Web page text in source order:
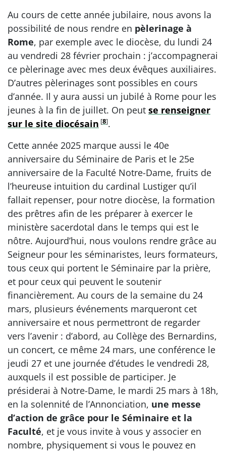
Au cours de cette année jubilaire, nous avons la
possibilité de nous rendre en pèlerinage à
Rome, par exemple avec le diocèse, du lundi 24
au vendredi 28 février prochain : j’accompagnerai
ce pèlerinage avec mes deux évêques auxiliaires.
D’autres pèlerinages sont possibles en cours
d’année. Il y aura aussi un jubilé à Rome pour les
jeunes à la fin de juillet. On peut se renseigner
sur le site diocésain [8].
Cette année 2025 marque aussi le 40e
anniversaire du Séminaire de Paris et le 25e
anniversaire de la Faculté Notre-Dame, fruits de
l’heureuse intuition du cardinal Lustiger qu’il
fallait repenser, pour notre diocèse, la formation
des prêtres afin de les préparer à exercer le
ministère sacerdotal dans le temps qui est le
nôtre. Aujourd’hui, nous voulons rendre grâce au
Seigneur pour les séminaristes, leurs formateurs,
tous ceux qui portent le Séminaire par la prière,
et pour ceux qui peuvent le soutenir
financièrement. Au cours de la semaine du 24
mars, plusieurs événements marqueront cet
anniversaire et nous permettront de regarder
vers l’avenir : d’abord, au Collège des Bernardins,
un concert, ce même 24 mars, une conférence le
jeudi 27 et une journée d’études le vendredi 28,
auxquels il est possible de participer. Je
présiderai à Notre-Dame, le mardi 25 mars à 18h,
en la solennité de l’Annonciation, une messe
d’action de grâce pour le Séminaire et la
Faculté, et je vous invite à vous y associer en
nombre, physiquement si vous le pouvez en